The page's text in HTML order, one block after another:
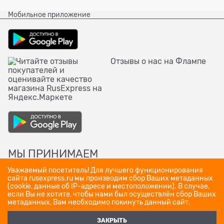
Мобильное приложение
Отзывы о нас на Флампе
МЫ ПРИНИМАЕМ
Уважаемый посетитель! Для лучшего функционирования
сайта rusexpress.ru мы производим сбор Ваших метаданных
(cookie, данные об IP-адресе и местоположении). В случае,
если Вы не хотите, чтобы нами был осуществлён сбор Ваших
метаданных, Вам необходимо покинуть данный сайт.
ЗАКРЫТЬ